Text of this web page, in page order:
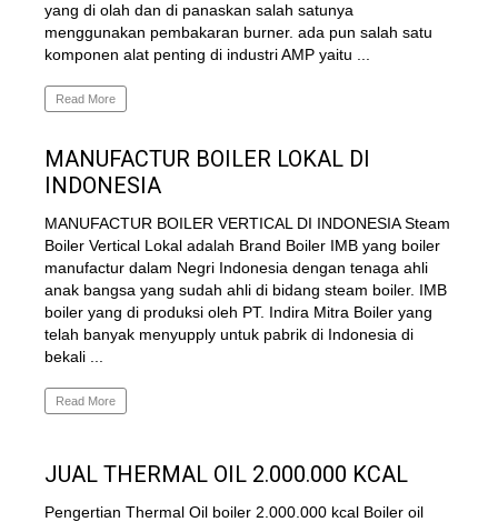
yang di olah dan di panaskan salah satunya
menggunakan pembakaran burner. ada pun salah satu
komponen alat penting di industri AMP yaitu ...
Read More
MANUFACTUR BOILER LOKAL DI
INDONESIA
MANUFACTUR BOILER VERTICAL DI INDONESIA Steam
Boiler Vertical Lokal adalah Brand Boiler IMB yang boiler
manufactur dalam Negri Indonesia dengan tenaga ahli
anak bangsa yang sudah ahli di bidang steam boiler. IMB
boiler yang di produksi oleh PT. Indira Mitra Boiler yang
telah banyak menyupply untuk pabrik di Indonesia di
bekali ...
Read More
JUAL THERMAL OIL 2.000.000 KCAL
Pengertian Thermal Oil boiler 2.000.000 kcal Boiler oil